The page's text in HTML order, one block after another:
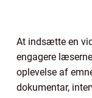
At indsætte en
engagere
oplevelse af
dokumentar,